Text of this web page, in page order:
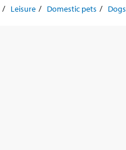
Leisure Domestic pets Dogs